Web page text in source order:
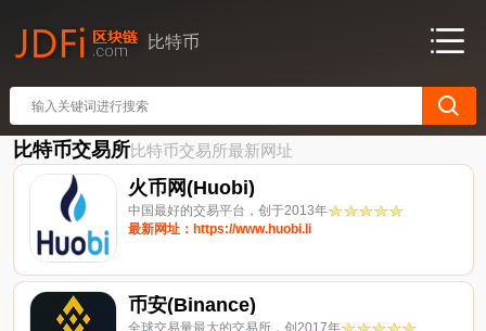
比特币
比特币交易所比特币交易所最新网址
火币网(Huobi)
中国最好的交易平台，创于2013年
最新网址：https://www.huobi.li
币安(Binance)
全球交易量最大的交易所，创2017年